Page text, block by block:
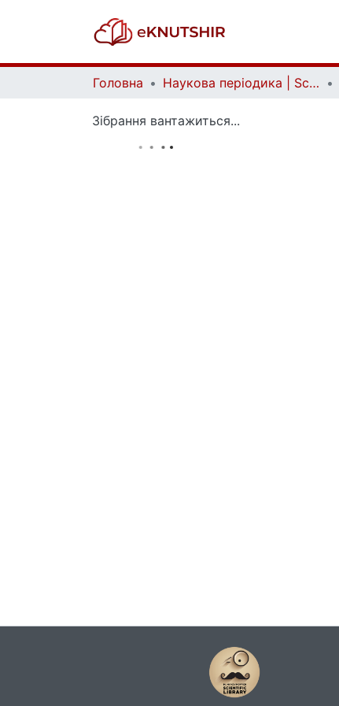
Головна Наукова періодика | Scientific periodicals
Зібрання вантажиться...